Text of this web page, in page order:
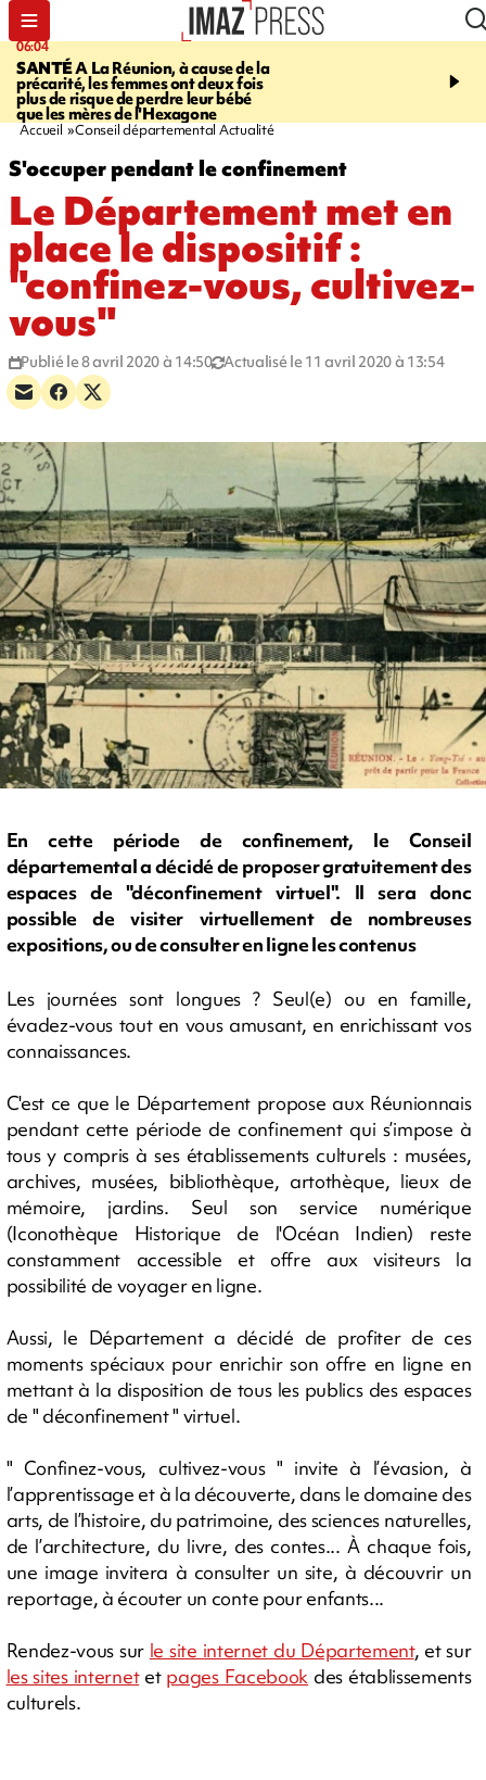
06:04
SANTÉA La Réunion, à cause de la
précarité, les femmes ont deux fois
plus de risque de perdre leur bébé
que les mères de l'Hexagone
07:23
route du Littoral
Accueil Conseil départemental Actualité
S'occuper pendant le confinement
Le Département met en
place le dispositif :
"confinez-vous, cultivez-
vous"
Publié le 8 avril 2020 à 14:50 Actualisé le 11 avril 2020 à 13:54
En cette période de confinement, le Conseil
départemental a décidé de proposer gratuitement des
espaces de "déconfinement virtuel". Il sera donc
possible de visiter virtuellement de nombreuses
expositions, ou de consulter en ligne les contenus
Les journées sont longues ? Seul(e) ou en famille,
évadez-vous tout en vous amusant, en enrichissant vos
connaissances.
C'est ce que le Département propose aux Réunionnais
pendant cette période de confinement qui s’impose à
tous y compris à ses établissements culturels : musées,
archives, musées, bibliothèque, artothèque, lieux de
mémoire, jardins. Seul son service numérique
(Iconothèque Historique de l'Océan Indien) reste
constamment accessible et offre aux visiteurs la
possibilité de voyager en ligne.
Aussi, le Département a décidé de profiter de ces
moments spéciaux pour enrichir son offre en ligne en
mettant à la disposition de tous les publics des espaces
de " déconfinement " virtuel.
" Confinez-vous, cultivez-vous " invite à l’évasion, à
l’apprentissage et à la découverte, dans le domaine des
arts, de l’histoire, du patrimoine, des sciences naturelles,
de l’architecture, du livre, des contes... À chaque fois,
une image invitera à consulter un site, à découvrir un
reportage, à écouter un conte pour enfants...
Rendez-vous sur le site internet du Département, et sur
les sites internetet pages Facebook des établissements
culturels.